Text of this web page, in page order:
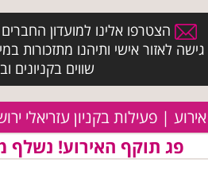
הצטרפו אלינו למועדון
גישה לאזור אישי ותיהנו מתזכורות
שווים בקניונים
אירוע | פעילות בקניון עזריאלי
פג תוקף האירוע! נשלף